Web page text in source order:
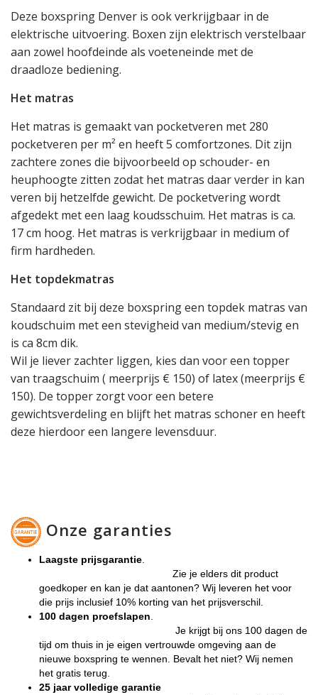
Deze boxspring Denver is ook verkrijgbaar in de
elektrische uitvoering. Boxen zijn elektrisch verstelbaar
aan zowel hoofdeinde als voeteneinde met de
draadloze bediening.
Het matras
Het matras is gemaakt van pocketveren met 280
pocketveren per m² en heeft 5 comfortzones. Dit zijn
zachtere zones die bijvoorbeeld op schouder- en
heuphoogte zitten zodat het matras daar verder in kan
veren bij hetzelfde gewicht. De pocketvering wordt
afgedekt met een laag koudsschuim. Het matras is ca.
17 cm hoog. Het matras is verkrijgbaar in medium of
firm hardheden.
Het topdekmatras
Standaard zit bij deze boxspring een topdek matras van
koudschuim met een stevigheid van medium/stevig en
is ca 8cm dik.
Wil je liever zachter liggen, kies dan voor een topper
van traagschuim ( meerprijs € 150) of latex (meerprijs €
150). De topper zorgt voor een betere
gewichtsverdeling en blijft het matras schoner en heeft
deze hierdoor een langere levensduur.
Onze garanties
Laagste prijsgarantie
Zie je elders dit product
goedkoper en kan je dat aantonen? Wij leveren het voor
die prijs inclusief 10% korting van het prijsverschil.
100 dagen proefslapen
Je krijgt bij ons 100 dagen de
tijd om thuis in je eigen vertrouwde omgeving aan de
nieuwe boxspring te wennen. Bevalt het niet? Wij nemen
het gratis terug.
25 jaar volledige garantie